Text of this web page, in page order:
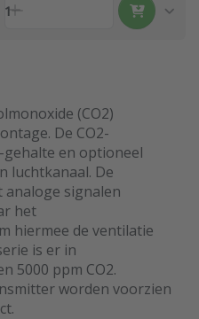
1
(CO2)
De CO2-
en optioneel
luchtkanaal. De
analoge signalen
het
hiermee de ventilatie
is er in
5000 ppm CO2.
worden voorzien